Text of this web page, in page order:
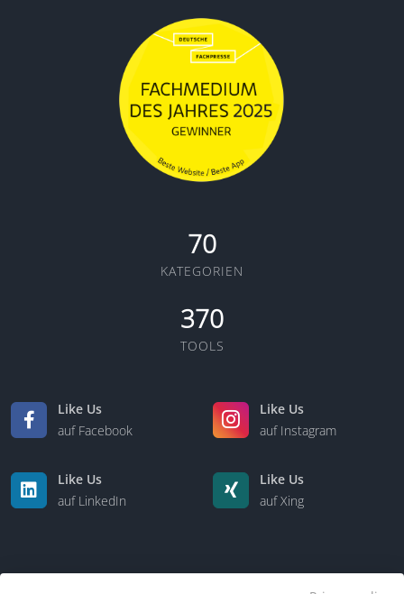
70
KATEGORIEN
370
TOOLS
Like Us
auf Facebook
Like Us
auf Instagram
Like Us
auf LinkedIn
Like Us
auf Xing